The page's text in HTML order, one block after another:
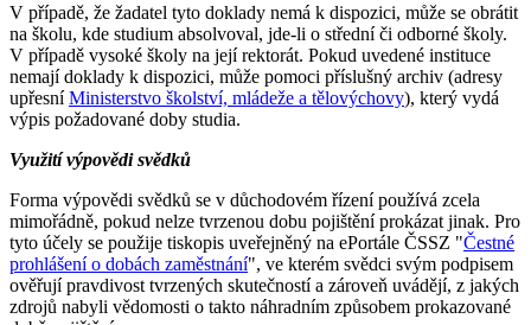
V případě, že žadatel tyto doklady nemá k dispozici, může se obrátit
na školu, kde studium absolvoval, jde-li o střední či odborné školy.
V případě vysoké školy na její rektorát. Pokud uvedené instituce
nemají doklady k dispozici, může pomoci příslušný archiv (adresy
upřesníMinisterstvo školství, mládeže a tělovýchovy), který vydá
výpis požadované doby studia.
Využití výpovědi svědků
Forma výpovědi svědků se v důchodovém řízení používá zcela
mimořádně, pokud nelze tvrzenou dobu pojištění prokázat jinak. Pro
tyto účely se použije tiskopis uveřejněný na ePortále ČSSZ "Čestné
prohlášení o dobách zaměstnání", ve kterém svědci svým podpisem
ověřují pravdivost tvrzených skutečností a zároveň uvádějí, z jakých
zdrojů nabyli vědomosti o takto náhradním způsobem prokazované